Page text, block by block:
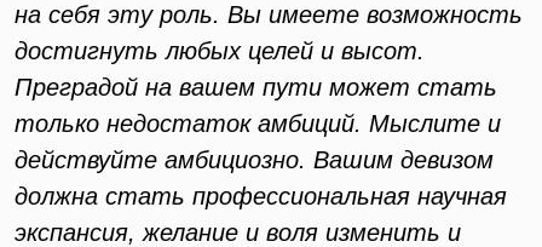
на себя эту роль. Вы имеете возможность
достигнуть любых целей и высот.
Преградой на вашем пути может стать
только недостаток амбиций. Мыслите и
действуйте амбициозно. Вашим девизом
должна стать профессиональная научная
экспансия, желание и воля изменить и